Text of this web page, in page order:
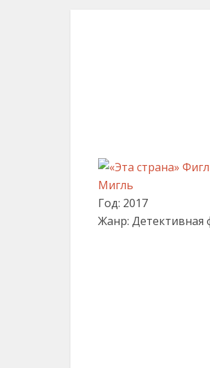
Год: 2017
Жанр: Детективная